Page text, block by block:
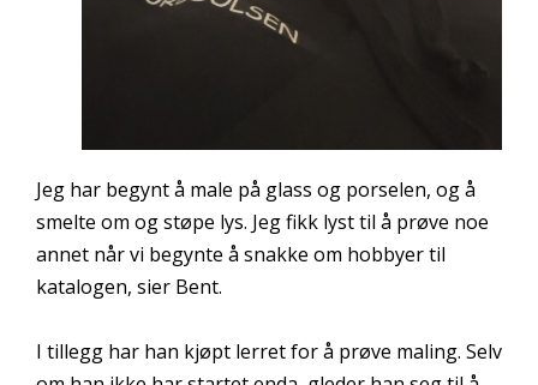
Jeg har begynt å male på glass og porselen, og å
smelte om og støpe lys. Jeg fikk lyst til å prøve noe
annet når vi begynte å snakke om hobbyer til
katalogen, sier Bent.
I tillegg har han kjøpt lerret for å prøve maling. Selv